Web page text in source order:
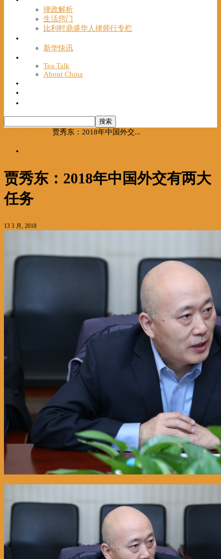
律政解析
生活窍门
比利时鼎盛华人律师行专栏
新华快讯
Tea Talk
About China
贾秀东：2018年中国外交...
贾秀东：2018年中国外交有两大
任务
13 3 月, 2018